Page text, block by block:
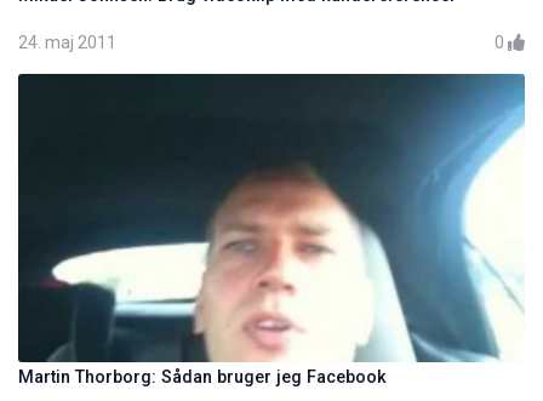
24. maj 2011 0
Martin Thorborg: Sådan bruger jeg Facebook